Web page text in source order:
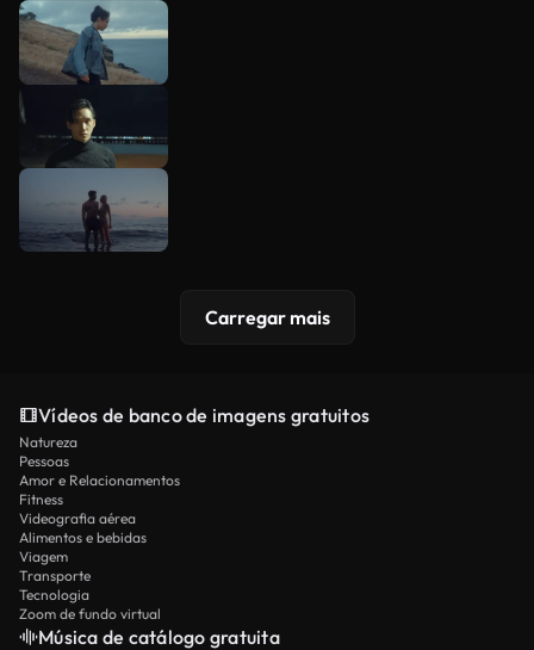
Carregar mais
Vídeos de banco de imagens gratuitos
Natureza
Pessoas
Amor e Relacionamentos
Fitness
Videografia aérea
Alimentos e bebidas
Viagem
Transporte
Tecnologia
Zoom de fundo virtual
Música de catálogo gratuita